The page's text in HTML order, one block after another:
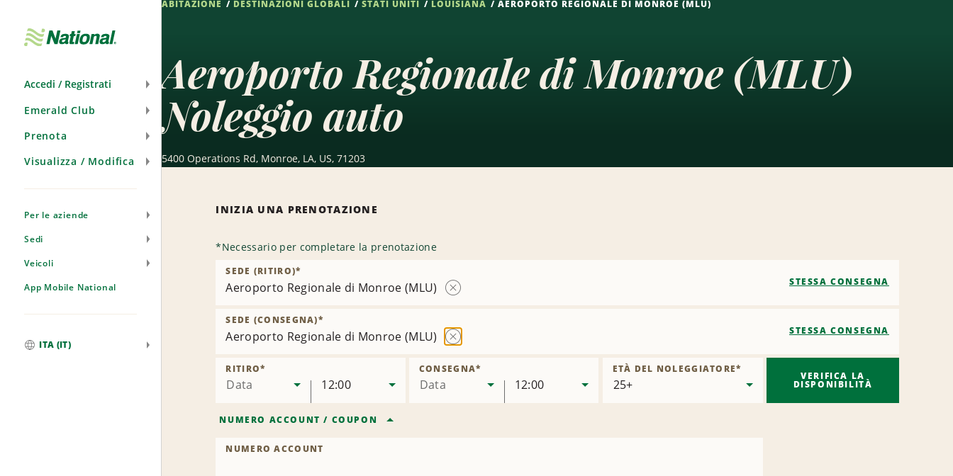
Accedi / Registrati
Emerald Club
Prenota
Visualizza / Modifica
Per le aziende
Sedi
Veicoli
App Mobile National
ITA (IT)
ABITAZIONE DESTINAZIONI GLOBALI STATI UNITI LOUISIANA AEROPORTO REGIONALE DI MONROE (MLU)
Aeroporto Regionale di Monroe (MLU)
Noleggio auto
5400 Operations Rd, Monroe, LA, US, 71203
INIZIA UNA PRENOTAZIONE
*Necessario per completare la prenotazione
Aeroporto Regionale di Monroe (MLU)
SEDE (RITIRO)*
STESSA CONSEGNA
Aeroporto Regionale di Monroe (MLU)
sede
SEDE (CONSEGNA)*
STESSA CONSEGNA
Data
RITIRO*
12:00 Data
CONSEGNA*
12:00
ETÀ DEL NOLEGGIATORE*
NUMERO ACCOUNT / COUPON
NUMERO ACCOUNT
VERIFICA LA
DISPONIBILITÀ